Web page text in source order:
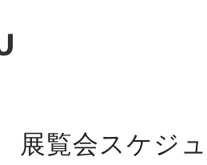
展覧会スケジ